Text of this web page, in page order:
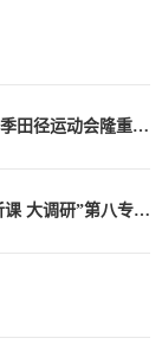
以运动之名，赴青春华章|我校2026年春季田径运动会隆重开幕
2026年度全省高校春季学期思政课“大听课 大调研”第八专家组莅临我校听课调研